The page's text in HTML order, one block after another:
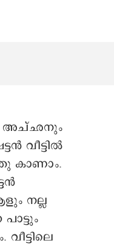
അച്ഛനും
വീട്ടിൽ
കാണാം.
നല്ല